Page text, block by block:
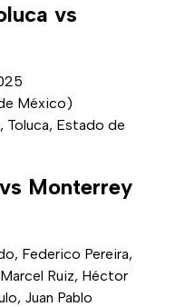
vs
México)
Toluca, Estado de
Monterrey
Federico Pereira,
Ruiz, Héctor
Juan Pablo